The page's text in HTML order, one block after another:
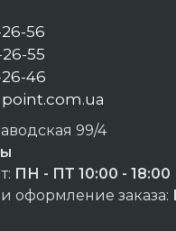
56
55
46
99/4
ПН - ПТ 10:00 - 18:00
оформление заказа: